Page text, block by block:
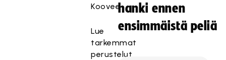
Koovee
Lue
tarkemmat
perustelut
hanki ennen
ensimmäistä peliä